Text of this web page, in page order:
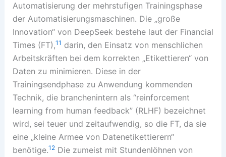
Automatisierung der mehrstufigen Trainingsphase
der Automatisierungsmaschinen. Die „große
Innovation“ von DeepSeek bestehe laut der Financial
Times (FT),11 darin, den Einsatz von menschlichen
Arbeitskräften bei dem korrekten „Etikettieren“ von
Daten zu minimieren. Diese in der
Trainingsendphase zu Anwendung kommenden
Technik, die branchenintern als “reinforcement
learning from human feedback” (RLHF) bezeichnet
wird, sei teuer und zeitaufwendig, so die FT, da sie
eine „kleine Armee von Datenetikettierern“
benötige.12Die zumeist mit Stundenlöhnen von